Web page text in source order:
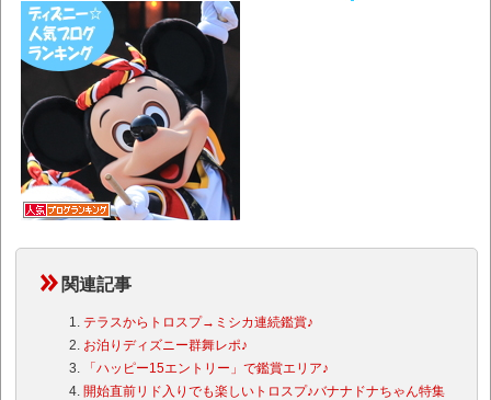
関連記事
テラスからトロスプ→ミシカ連続鑑賞♪
お泊りディズニー群舞レポ♪
「ハッピー15エントリー」で鑑賞エリア♪
開始直前リド入りでも楽しいトロスプ♪バナナドナちゃん特集